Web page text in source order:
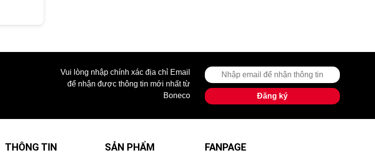
Vui lòng nhập chính xác địa chỉ Email
để nhận được thông tin mới nhất từ
Boneco
Đăng ký
THÔNG TIN SẢN PHẨM FANPAGE